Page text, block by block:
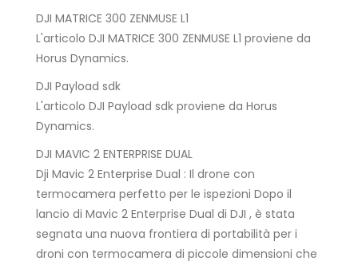
DJI MATRICE 300 ZENMUSE L1
L'articolo DJI MATRICE 300 ZENMUSE L1 proviene da
Horus Dynamics.
DJI Payload sdk
L'articolo DJI Payload sdk proviene da Horus
Dynamics.
DJI MAVIC 2 ENTERPRISE DUAL
Dji Mavic 2 Enterprise Dual : Il drone con
termocamera perfetto per le ispezioni Dopo il
lancio di Mavic 2 Enterprise Dual di DJI , è stata
segnata una nuova frontiera di portabilità per i
droni con termocamera di piccole dimensioni che